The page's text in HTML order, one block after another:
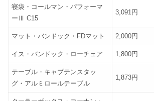
寝袋・コールマン・パフォーマ
ーⅢ C15
3,091円
マット・バンドック・FDマット 2,000円
イス・バンドック・ローチェア 1,800円
テーブル・キャプテンスタッ
グ・アルミロールテーブル
1,873円